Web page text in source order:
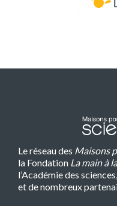
Le réseau des Maisons
la Fondation La main à
l’Académie des
et de nombreux